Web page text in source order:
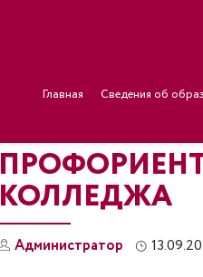
Главная Сведения об
КОЛЛЕДЖА
Администратор